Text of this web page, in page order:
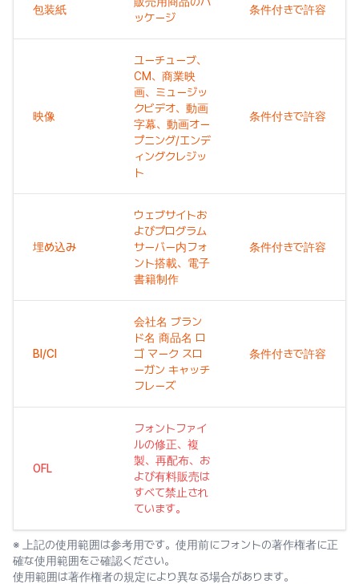
包装紙
ッケージ
条件付きで許容
映像
ユーチューブ、
CM、商業映
画、ミュージッ
クビデオ、動画
字幕、動画オー
プニング/エンデ
ィングクレジッ
ト
条件付きで許容
埋め込み
ウェブサイトお
よびプログラム
サーバー内フォ
ント搭載、電子
書籍制作
条件付きで許容
BI/CI
会社名 ブラン
ド名 商品名 ロ
ゴ マーク スロ
ーガン キャッチ
フレーズ
条件付きで許容
OFL
フォントファイ
ルの修正、複
製、再配布、お
よび有料販売は
すべて禁止され
ています。
※ 上記の使用範囲は参考用です。使用前にフォントの著作権者に正
確な使用範囲をご確認ください。
使用範囲は著作権者の規定により異なる場合があります。